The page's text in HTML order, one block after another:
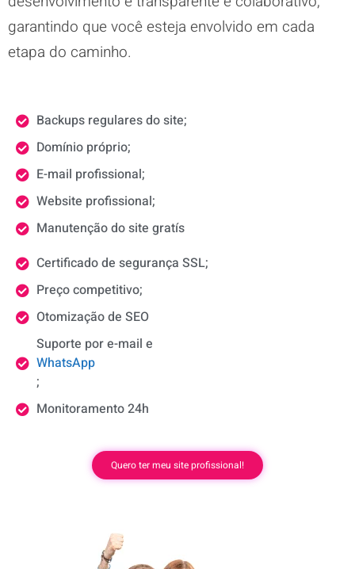
garantindo que você esteja envolvido em cada
etapa do caminho.
Backups regulares do site;
Domínio próprio;
E-mail profissional;
Website profissional;
Manutenção do site gratís
Certificado de segurança SSL;
Preço competitivo;
Otomização de SEO
Suporte por e-mail e
WhatsApp
;
Monitoramento 24h
Quero ter meu site profissional!